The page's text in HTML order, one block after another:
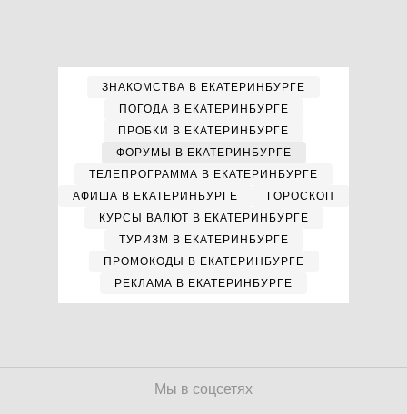
ЗНАКОМСТВА В ЕКАТЕРИНБУРГЕ
ПОГОДА В ЕКАТЕРИНБУРГЕ
ПРОБКИ В ЕКАТЕРИНБУРГЕ
ФОРУМЫ В ЕКАТЕРИНБУРГЕ
ТЕЛЕПРОГРАММА В ЕКАТЕРИНБУРГЕ
АФИША В ЕКАТЕРИНБУРГЕ
ГОРОСКОП
КУРСЫ ВАЛЮТ В ЕКАТЕРИНБУРГЕ
ТУРИЗМ В ЕКАТЕРИНБУРГЕ
ПРОМОКОДЫ В ЕКАТЕРИНБУРГЕ
РЕКЛАМА В ЕКАТЕРИНБУРГЕ
Мы в соцсетях